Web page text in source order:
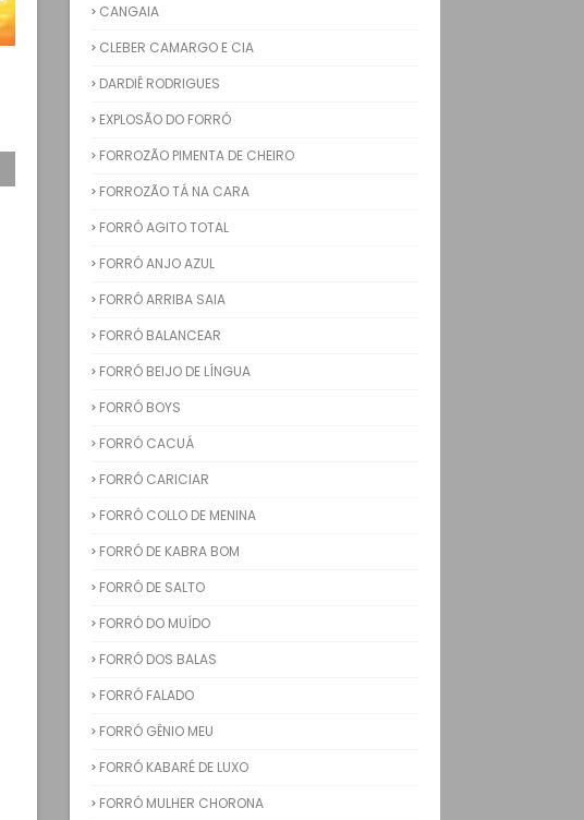
CANGAIA
CLEBER CAMARGO E CIA
DARDIÊ RODRIGUES
EXPLOSÃO DO FORRÓ
FORROZÃO PIMENTA DE CHEIRO
FORROZÃO TÁ NA CARA
FORRÓ AGITO TOTAL
FORRÓ ANJO AZUL
FORRÓ ARRIBA SAIA
FORRÓ BALANCEAR
FORRÓ BEIJO DE LÍNGUA
FORRÓ BOYS
FORRÓ CACUÁ
FORRÓ CARICIAR
FORRÓ COLLO DE MENINA
FORRÓ DE KABRA BOM
FORRÓ DE SALTO
FORRÓ DO MUÍDO
FORRÓ DOS BALAS
FORRÓ FALADO
FORRÓ GÊNIO MEU
FORRÓ KABARÉ DE LUXO
FORRÓ MULHER CHORONA